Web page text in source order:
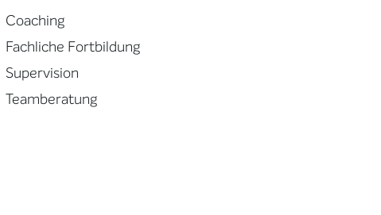
Coaching
Fachliche Fortbildung
Supervision
Teamberatung